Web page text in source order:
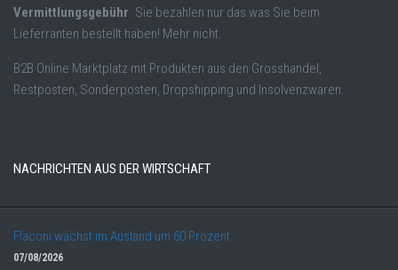
Vermittlungsgebühr. Sie bezahlen nur das was Sie beim
Lieferranten bestellt haben! Mehr nicht.
B2B Online Marktplatz mit Produkten aus den Grosshandel,
Restposten, Sonderposten, Dropshipping und Insolvenzwaren.
NACHRICHTEN AUS DER WIRTSCHAFT
Flaconi wächst im Ausland um 60 Prozent
07/08/2026